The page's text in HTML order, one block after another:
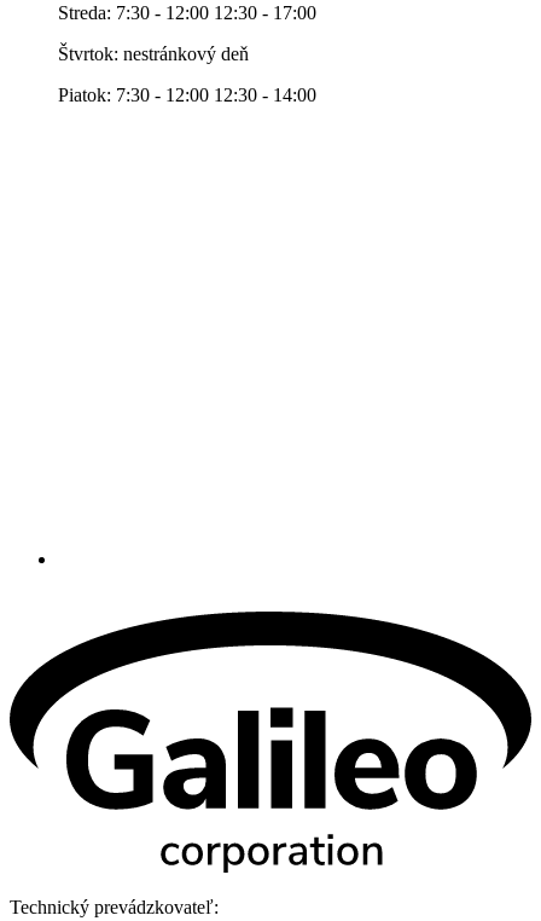
Streda: 7:30 - 12:00 12:30 - 17:00
Štvrtok: nestránkový deň
Piatok: 7:30 - 12:00 12:30 - 14:00
Technický prevádzkovateľ: